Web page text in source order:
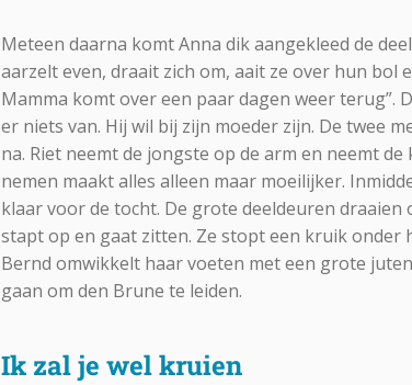
Meteen daarna komt Anna dik aangekleed de
aarzelt even, draait zich om, aait ze over hun bol
Mamma komt over een paar dagen weer
er niets van. Hij wil bij zijn moeder zijn. De twee
na. Riet neemt de jongste op de arm en neemt
nemen maakt alles alleen maar moeilijker.
klaar voor de tocht. De grote deeldeuren
stapt op en gaat zitten. Ze stopt een kruik onder
Bernd omwikkelt haar voeten met een grote
gaan om den Brune te leiden.
Ik zal je wel kruien